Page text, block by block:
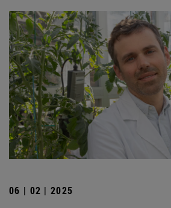
06 | 02 | 2025